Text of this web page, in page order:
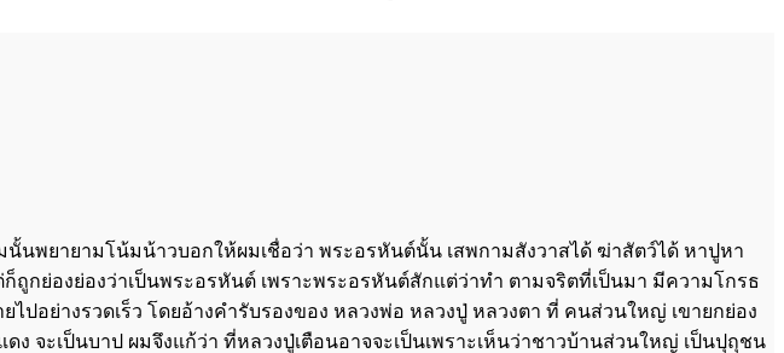
นพยายามโน้มน้าวบอกให้ผมเชื่อว่า พระอรหันต์นั้น เสพกามสังวาสได้ ฆ่าสัตว์ได้ หาปูหา
กย่องย่องว่าเป็นพระอรหันต์ เพราะพระอรหันต์สักแต่ว่าทำ ตามจริตที่เป็นมา มีความโกรธ
อย่างรวดเร็ว โดยอ้างคำรับรองของ หลวงพ่อ หลวงปู่ หลวงตา ที่ คนส่วนใหญ่ เขายกย่อง
จะเป็นบาป ผมจึงแก้ว่า ที่หลวงปู่เตือนอาจจะเป็นเพราะเห็นว่าชาวบ้านส่วนใหญ่ เป็นปุถุชน